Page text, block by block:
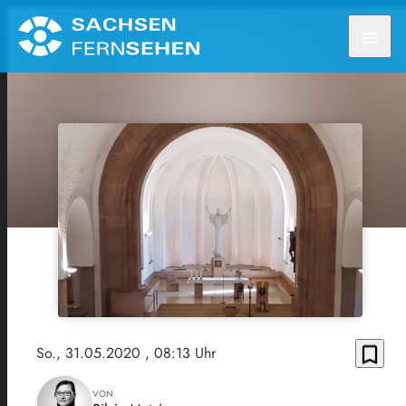
So., 31.05.2020 , 08:13 Uhr bookmark_border
VON